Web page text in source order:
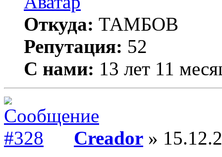
Откуда: ТАМБОВ
Репутация: 52
С нами: 13 лет 11
Creador »